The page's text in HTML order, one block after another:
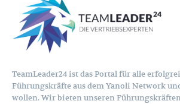
TeamLeader24 ist das Portal für alle
Führungskräfte aus dem Yanoli Network
wollen. Wir bieten unseren